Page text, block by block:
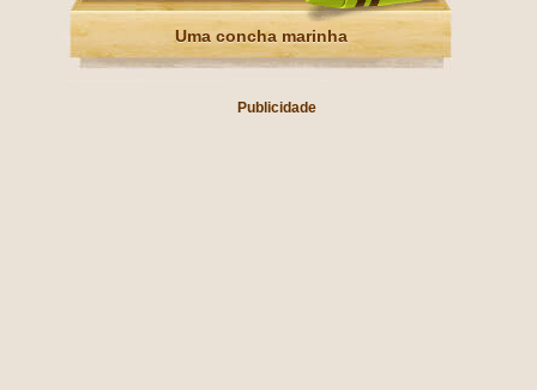
Uma concha marinha
Publicidade